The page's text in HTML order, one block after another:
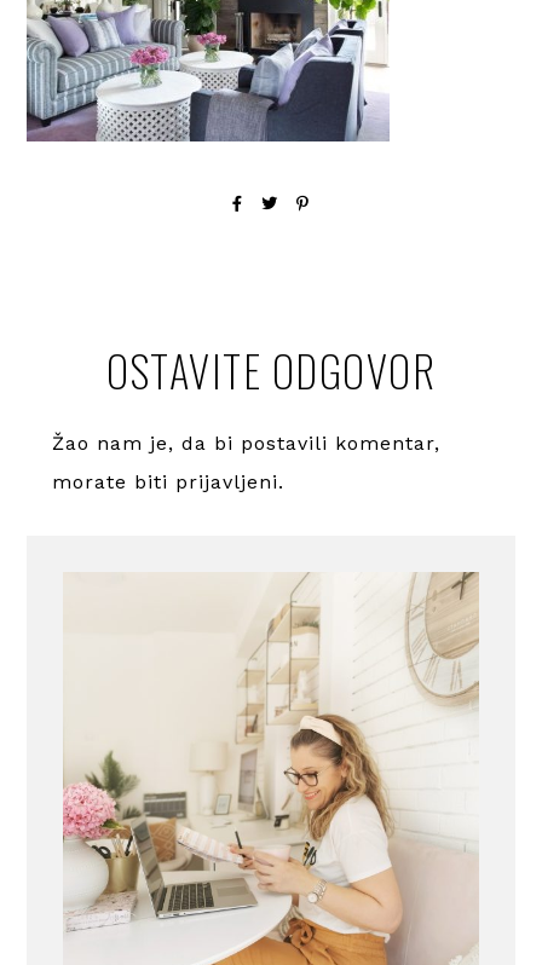
OSTAVITE ODGOVOR
Žao nam je, da bi postavili komentar,
morate biti prijavljeni.